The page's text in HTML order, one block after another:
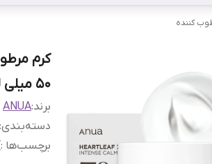
کننده
50 میلی لیتر
برند:ANUA
دسته‌بندی:
برچسب‌ها :